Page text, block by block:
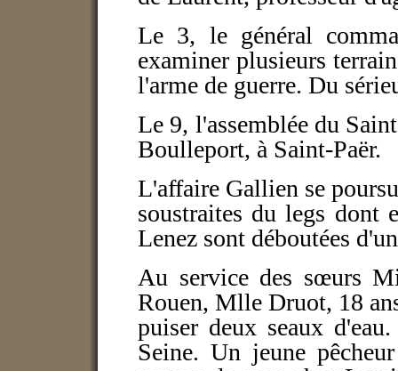
Le 3, le général
examiner plusieurs
l'arme de guerre. Du
Le 9, l'assemblée du
Boulleport, à Saint-Paër.
L'affaire Gallien se
soustraites du legs
Lenez sont déboutées
Au service des sœurs
Rouen, Mlle Druot, 18
puiser deux seaux
Seine. Un jeune